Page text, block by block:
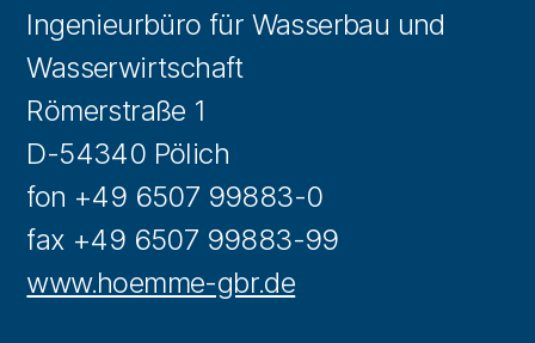
Ingenieurbüro für Wasserbau und
Wasserwirtschaft
Römerstraße 1
D-54340 Pölich
fon +49 6507 99883-0
fax +49 6507 99883-99
www.hoemme-gbr.de